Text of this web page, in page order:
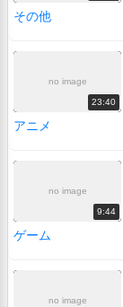
その他
no image
23:40
アニメ
no image
9:44
ゲーム
no image